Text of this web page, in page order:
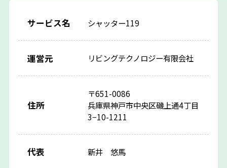
サービス名 シャッター119
運営元 リビングテクノロジー有限会社
住所
〒651-0086
兵庫県神戸市中央区磯上通4丁目
3−10-1211
代表 新井 悠馬